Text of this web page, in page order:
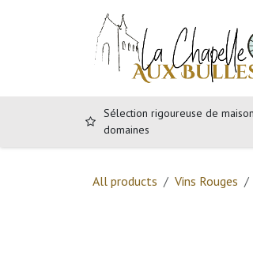
Sélection rigoureuse de
domaines
All products Vins Rouges